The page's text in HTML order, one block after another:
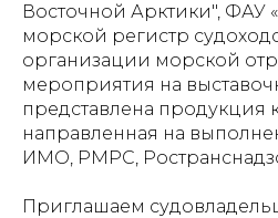
Восточной Арктики", ФАУ
морской регистр
организации морской
мероприятия на
представлена продукция
направленная на
ИМО, РМРС,
Приглашаем